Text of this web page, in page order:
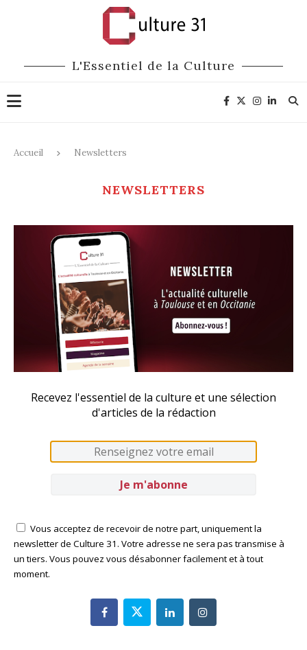
L'Essentiel de la Culture
Accueil Newsletters
NEWSLETTERS